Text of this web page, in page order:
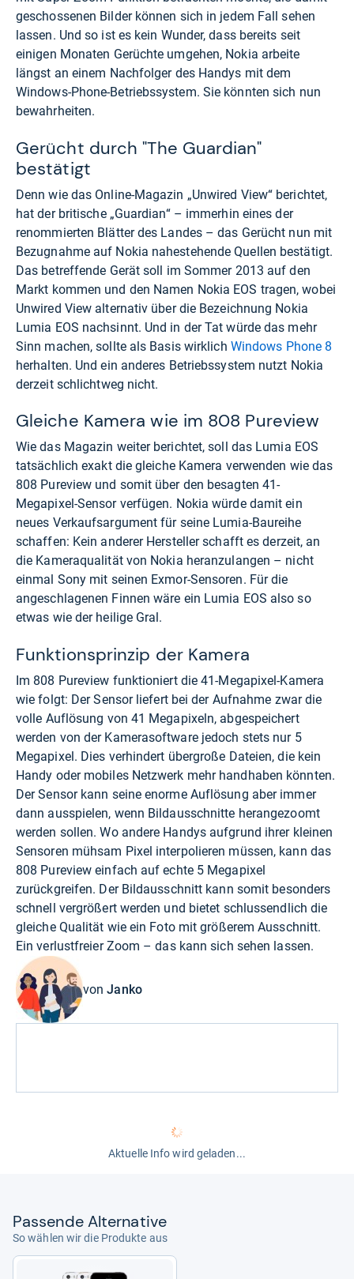
geschossenen Bilder können sich in jedem Fall sehen
lassen. Und so ist es kein Wunder, dass bereits seit
einigen Monaten Gerüchte umgehen, Nokia arbeite
längst an einem Nachfolger des Handys mit dem
Windows-Phone-Betriebssystem. Sie könnten sich nun
bewahrheiten.
Gerücht durch "The Guardian"
bestätigt
Denn wie das Online-Magazin „Unwired View“ berichtet,
hat der britische „Guardian“ – immerhin eines der
renommierten Blätter des Landes – das Gerücht nun mit
Bezugnahme auf Nokia nahestehende Quellen bestätigt.
Das betreffende Gerät soll im Sommer 2013 auf den
Markt kommen und den Namen Nokia EOS tragen, wobei
Unwired View alternativ über die Bezeichnung Nokia
Lumia EOS nachsinnt. Und in der Tat würde das mehr
Sinn machen, sollte als Basis wirklich Windows Phone 8
herhalten. Und ein anderes Betriebssystem nutzt Nokia
derzeit schlichtweg nicht.
Gleiche Kamera wie im 808 Pureview
Wie das Magazin weiter berichtet, soll das Lumia EOS
tatsächlich exakt die gleiche Kamera verwenden wie das
808 Pureview und somit über den besagten 41-
Megapixel-Sensor verfügen. Nokia würde damit ein
neues Verkaufsargument für seine Lumia-Baureihe
schaffen: Kein anderer Hersteller schafft es derzeit, an
die Kameraqualität von Nokia heranzulangen – nicht
einmal Sony mit seinen Exmor-Sensoren. Für die
angeschlagenen Finnen wäre ein Lumia EOS also so
etwas wie der heilige Gral.
Funktionsprinzip der Kamera
Im 808 Pureview funktioniert die 41-Megapixel-Kamera
wie folgt: Der Sensor liefert bei der Aufnahme zwar die
volle Auflösung von 41 Megapixeln, abgespeichert
werden von der Kamerasoftware jedoch stets nur 5
Megapixel. Dies verhindert übergroße Dateien, die kein
Handy oder mobiles Netzwerk mehr handhaben könnten.
Der Sensor kann seine enorme Auflösung aber immer
dann ausspielen, wenn Bildausschnitte herangezoomt
werden sollen. Wo andere Handys aufgrund ihrer kleinen
Sensoren mühsam Pixel interpolieren müssen, kann das
808 Pureview einfach auf echte 5 Megapixel
zurückgreifen. Der Bildausschnitt kann somit besonders
schnell vergrößert werden und bietet schlussendlich die
gleiche Qualität wie ein Foto mit größerem Ausschnitt.
Ein verlustfreier Zoom – das kann sich sehen lassen.
vonJanko
Aktuelle Info wird geladen...
Pas­sende Alter­na­tive
So wählen wir die Produkte aus